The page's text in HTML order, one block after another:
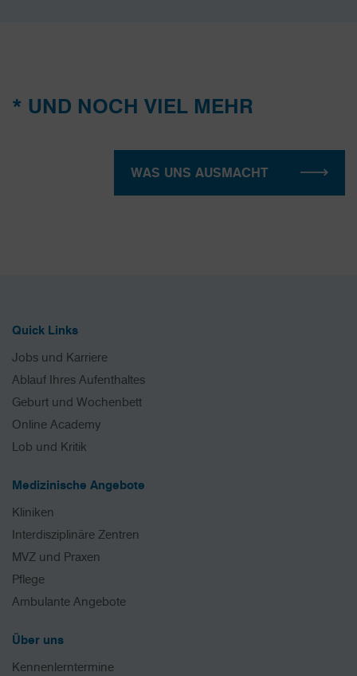
* UND NOCH VIEL MEHR
WAS UNS AUSMACHT
Quick Links
Jobs und Karriere
Ablauf Ihres Aufenthaltes
Geburt und Wochenbett
Online Academy
Lob und Kritik
Medizinische Angebote
Kliniken
Interdisziplinäre Zentren
MVZ und Praxen
Pflege
Ambulante Angebote
Über uns
Kennenlerntermine